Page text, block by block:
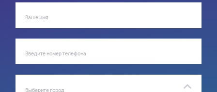
Ваше имя
Введите номер телефона
Выберите город